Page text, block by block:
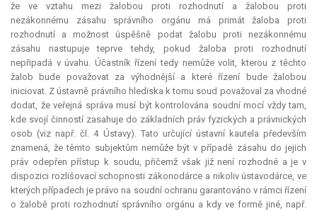
že ve vztahu mezi žalobou proti rozhodnutí a žalobou proti
nezákonnému zásahu správního orgánu má primát žaloba proti
rozhodnutí a možnost úspěšně podat žalobu proti nezákonnému
zásahu nastupuje teprve tehdy, pokud žaloba proti rozhodnutí
nepřipadá v úvahu. Účastník řízení tedy nemůže volit, kterou z těchto
žalob bude považovat za výhodnější a které řízení bude žalobou
iniciovat. Z ústavně právního hlediska k tomu soud považoval za vhodné
dodat, že veřejná správa musí být kontrolována soudní mocí vždy tam,
kde svojí činností zasahuje do základních práv fyzických a právnických
osob (viz např. čl. 4 Ústavy). Tato určující ústavní kautela především
znamená, že těmto subjektům nemůže být v případě zásahu do jejich
práv odepřen přístup k soudu, přičemž však již není rozhodné a je v
dispozici rozlišovací schopnosti zákonodárce a nikoliv ústavodárce, ve
kterých případech je právo na soudní ochranu garantováno v rámci řízení
o žalobě proti rozhodnutí správního orgánu a kdy ve formě jiné, např.